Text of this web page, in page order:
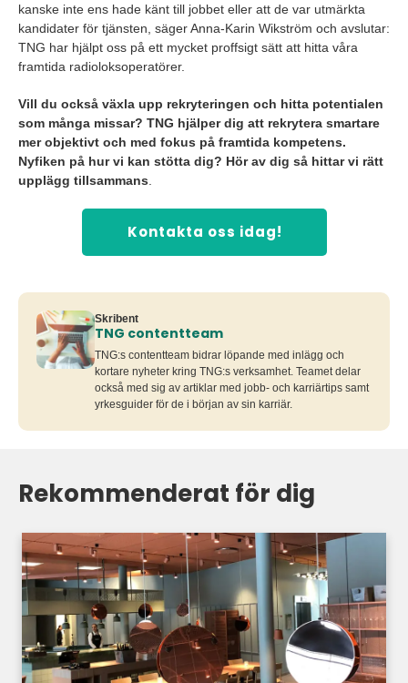
kanske inte ens hade känt till jobbet eller att de var utmärkta
kandidater för tjänsten, säger Anna-Karin Wikström och avslutar:
TNG har hjälpt oss på ett mycket proffsigt sätt att hitta våra
framtida radioloksoperatörer.
Vill du också växla upp rekryteringen och hitta potentialen
som många missar? TNG hjälper dig att rekrytera smartare
mer objektivt och med fokus på framtida kompetens.
Nyfiken på hur vi kan stötta dig? Hör av dig så hittar vi rätt
upplägg tillsammans
Kontakta oss idag!
Skribent
TNG contentteam
TNG:s contentteam bidrar löpande med inlägg och
kortare nyheter kring TNG:s verksamhet. Teamet delar
också med sig av artiklar med jobb- och karriärtips samt
yrkesguider för de i början av sin karriär.
Rekommenderat för dig